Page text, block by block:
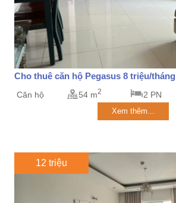
Cho thuê căn hộ Pegasus 8 triệu/tháng
Căn hộ 54 m2 2 PN
Xem thêm...
12 triệu